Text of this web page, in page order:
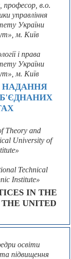
професор, в.о.
управління
України
м. Київ
і права
України
м. Київ
НАДАННЯ
Theory and
University of
Technical
Institute»
IN THE
UNITED
освіти
підвищення